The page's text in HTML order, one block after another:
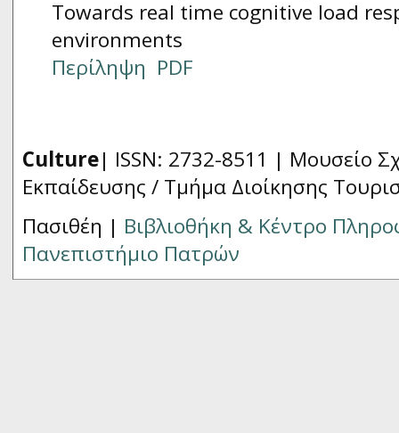
Towards real time cognitive load
environments
Περίληψη PDF
Culture| ISSN: 2732-8511 | Μουσείο
Εκπαίδευσης / Τμήμα Διοίκησης
Πασιθέη | Βιβλιοθήκη & Κέντρο
Πανεπιστήμιο Πατρών